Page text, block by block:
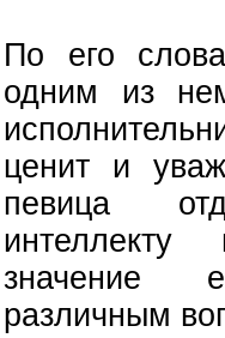
По его
одним из
ценит и
певица
значение
различным